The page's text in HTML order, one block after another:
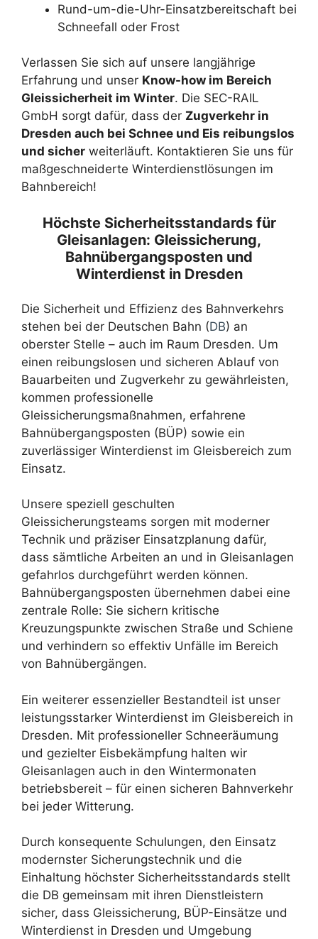
Rund-um-die-Uhr-Einsatzbereitschaft bei
Schneefall oder Frost
Verlassen Sie sich auf unsere langjährige
Erfahrung und unser Know-how im Bereich
Gleissicherheit im Winter. Die SEC-RAIL
GmbH sorgt dafür, dass der Zugverkehr in
Dresden auch bei Schnee und Eis reibungslos
und sicher weiterläuft. Kontaktieren Sie uns für
maßgeschneiderte Winterdienstlösungen im
Bahnbereich!
Höchste Sicherheitsstandards für
Gleisanlagen: Gleissicherung,
Bahnübergangsposten und
Winterdienst in Dresden
Die Sicherheit und Effizienz des Bahnverkehrs
stehen bei der Deutschen Bahn (DB) an
oberster Stelle – auch im Raum Dresden. Um
einen reibungslosen und sicheren Ablauf von
Bauarbeiten und Zugverkehr zu gewährleisten,
kommen professionelle
Gleissicherungsmaßnahmen, erfahrene
Bahnübergangsposten (BÜP) sowie ein
zuverlässiger Winterdienst im Gleisbereich zum
Einsatz.
Unsere speziell geschulten
Gleissicherungsteams sorgen mit moderner
Technik und präziser Einsatzplanung dafür,
dass sämtliche Arbeiten an und in Gleisanlagen
gefahrlos durchgeführt werden können.
Bahnübergangsposten übernehmen dabei eine
zentrale Rolle: Sie sichern kritische
Kreuzungspunkte zwischen Straße und Schiene
und verhindern so effektiv Unfälle im Bereich
von Bahnübergängen.
Ein weiterer essenzieller Bestandteil ist unser
leistungsstarker Winterdienst im Gleisbereich in
Dresden. Mit professioneller Schneeräumung
und gezielter Eisbekämpfung halten wir
Gleisanlagen auch in den Wintermonaten
betriebsbereit – für einen sicheren Bahnverkehr
bei jeder Witterung.
Durch konsequente Schulungen, den Einsatz
modernster Sicherungstechnik und die
Einhaltung höchster Sicherheitsstandards stellt
die DB gemeinsam mit ihren Dienstleistern
sicher, dass Gleissicherung, BÜP-Einsätze und
Winterdienst in Dresden und Umgebung